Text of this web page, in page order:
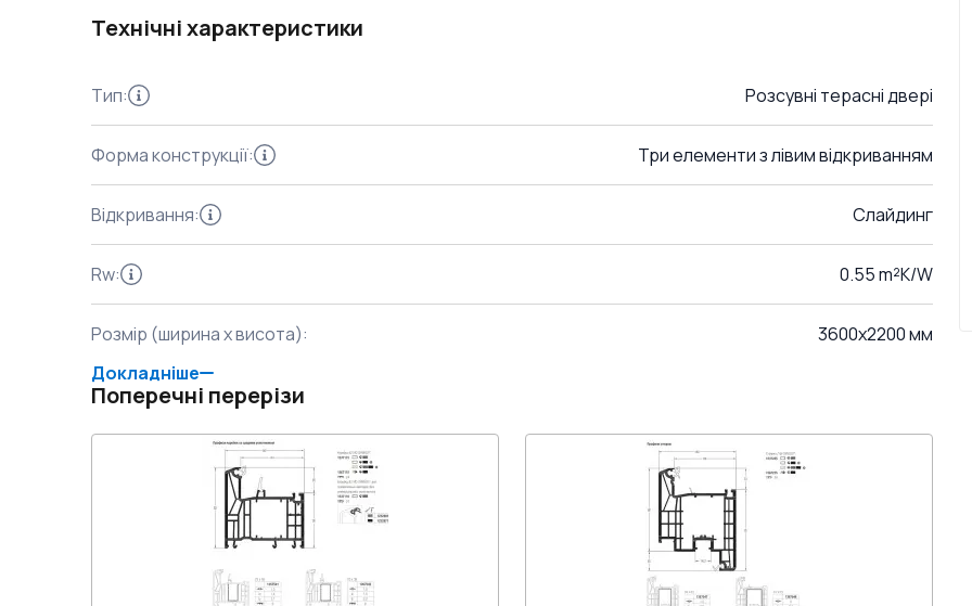
Технічні характеристики
Тип: Розсувні терасні двері
Форма конструкції: Три елементи з лівим відкриванням
Відкривання: Слайдинг
Rw: 0.55 m²K/W
Розмір (ширина x висота):
3600x2200 мм
Докладніше
Поперечні перерізи